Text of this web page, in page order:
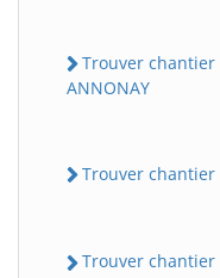
Trouver chantier
ANNONAY
Trouver chantier
Trouver chantier